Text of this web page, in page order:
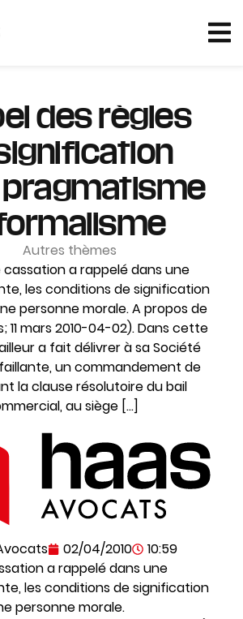
des règles
Autres thèmes
cassation a rappelé dans une
les conditions de signification
personne morale. A propos de
11 mars 2010-04-02). Dans cette
a fait délivrer à sa Société
un commandement de
la clause résolutoire du bail
au siège […]
02/04/2010
10:59
a rappelé dans une
les conditions de signification
personne morale.